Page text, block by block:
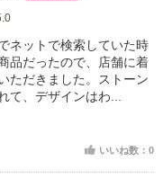
ネットで検索していた時
品だったので、店舗に着
ただきました。ストーン
て、デザインはわ...
いいね数：0